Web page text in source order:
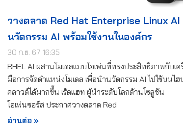
วางตลาด Red Hat Enterprise Linux AI
นวัตกรรม AI พร้อมใช้งานในองค์กร
30 ก.ย. 67 16:35
RHEL AI ผสานโมเดลแบบโอเพ่นที่ทรงประสิทธิภาพกับเค
มือการจัดตำแหน่งโมเดล เพื่อนำนวัตกรรม AI ไปใช้บนไฮ
คลาวด์ได้มากขึ้น เร้ดแฮท ผู้นำระดับโลกด้านโซลูชัน
โอเพ่นซอร์ส ประกาศวางตลาด Red
อ่านต่อ »